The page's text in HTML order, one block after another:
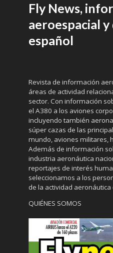
Fly News,
aeroespacial
español
Revista de información
áreas de actividad
sector. Con información
el A380 a los aviones
incluyendo también
súper cazas de las
mundo, aviones militares,
Además de información
industria aeronáutica
reportajes de interés
seleccionamos a los
de la actividad
QUIÉNES SOMOS